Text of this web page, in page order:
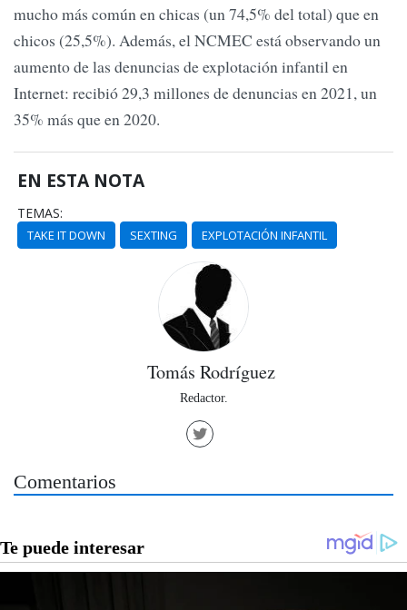
mucho más común en chicas (un 74,5% del total) que en
chicos (25,5%). Además, el NCMEC está observando un
aumento de las denuncias de explotación infantil en
Internet: recibió 29,3 millones de denuncias en 2021, un
35% más que en 2020.
EN ESTA NOTA
TEMAS:
TAKE IT DOWN SEXTING EXPLOTACIÓN INFANTIL
Tomás Rodríguez
Redactor.
Comentarios